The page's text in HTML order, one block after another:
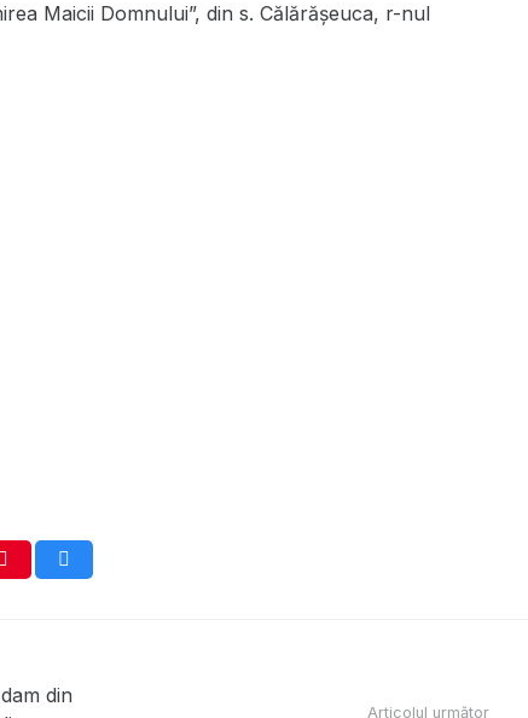
Maicii Domnului”, din s. Călărăşeuca, r-nul
din
Articolul următor